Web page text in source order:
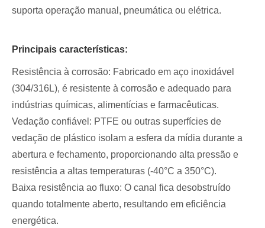
suporta operação manual, pneumática ou elétrica.
Principais características:
Resistência à corrosão: Fabricado em aço inoxidável
(304/316L), é resistente à corrosão e adequado para
indústrias químicas, alimentícias e farmacêuticas.
Vedação confiável: PTFE ou outras superfícies de
vedação de plástico isolam a esfera da mídia durante a
abertura e fechamento, proporcionando alta pressão e
resistência a altas temperaturas (-40°C a 350°C).
Baixa resistência ao fluxo: O canal fica desobstruído
quando totalmente aberto, resultando em eficiência
energética.